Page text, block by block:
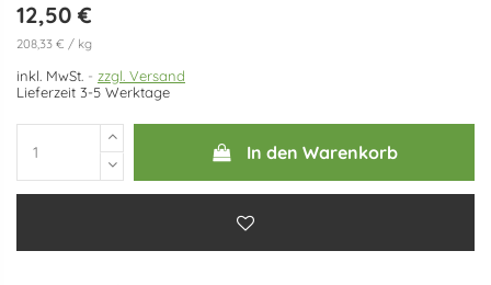
12,50 €
208,33 € / kg
inkl. MwSt.
zzgl. Versand
Lieferzeit 3-5 Werktage
In den Warenkorb